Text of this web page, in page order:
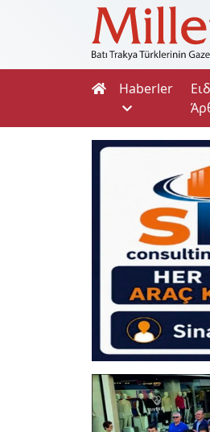
Haberler